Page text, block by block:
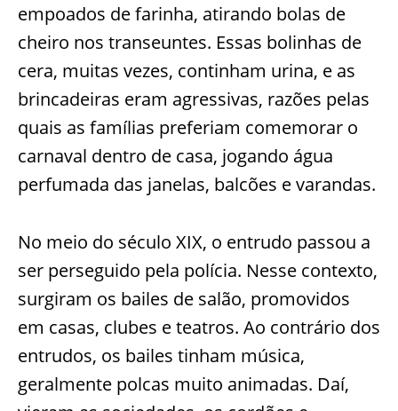
empoados de farinha, atirando bolas de
cheiro nos transeuntes. Essas bolinhas de
cera, muitas vezes, continham urina, e as
brincadeiras eram agressivas, razões pelas
quais as famílias preferiam comemorar o
carnaval dentro de casa, jogando água
perfumada das janelas, balcões e varandas.
No meio do século XIX, o entrudo passou a
ser perseguido pela polícia. Nesse contexto,
surgiram os bailes de salão, promovidos
em casas, clubes e teatros. Ao contrário dos
entrudos, os bailes tinham música,
geralmente polcas muito animadas. Daí,